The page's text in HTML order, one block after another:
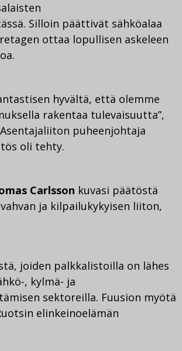
Silloin päättivät sähköalaa
ottaa lopullisen askeleen
hyvältä, että olemme
rakentaa tulevaisuutta”,
puheenjohtaja
oli tehty.
Carlsson kuvasi päätöstä
ja kilpailukykyisen liiton,
joiden palkkalistoilla on lähes
, kylmä- ja
sektoreilla. Fuusion myötä
elinkeinoelämän